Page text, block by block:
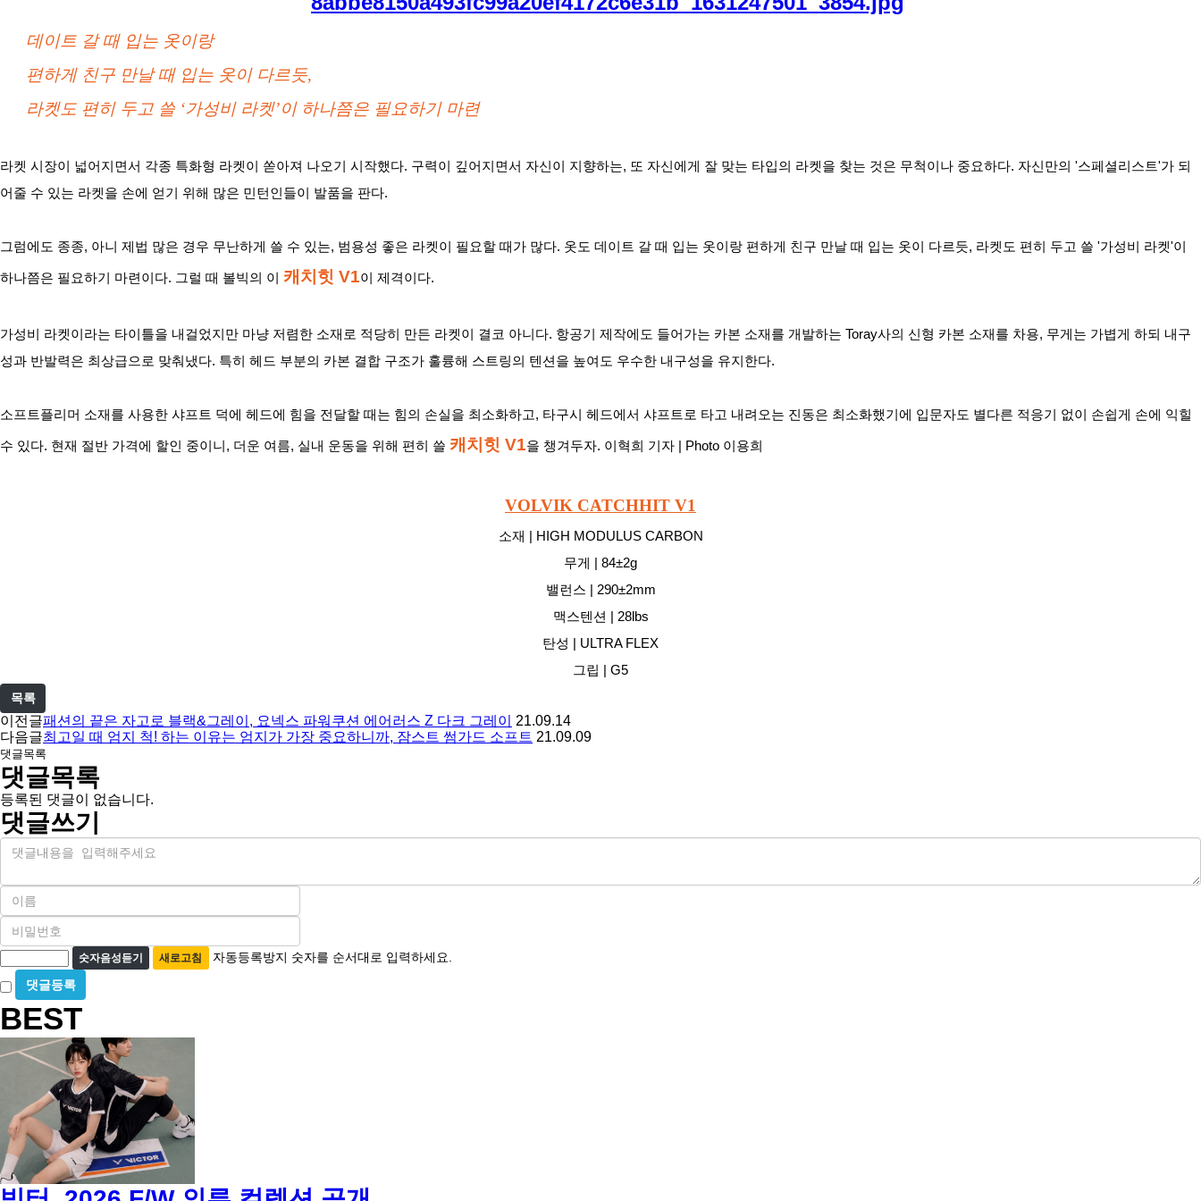
데이트 갈 때 입는 옷이랑
편하게 친구 만날 때 입는 옷이 다르듯,
라켓도 편히 두고 쓸 ‘가성비 라켓’이 하나쯤은 필요하기 마련
라켓 시장이 넓어지면서 각종 특화형 라켓이 쏟아져 나오기 시작했다. 구력이 깊어지면서 자신이 지향하는, 또 자신에게 잘 맞는 타입의 라켓을 찾는 것은 무척이나 중요하다. 자신만의 '스페셜리스트'가 되
어줄 수 있는 라켓을 손에 얻기 위해 많은 민턴인들이 발품을 판다.
그럼에도 종종, 아니 제법 많은 경우 무난하게 쓸 수 있는, 범용성 좋은 라켓이 필요할 때가 많다. 옷도 데이트 갈 때 입는 옷이랑 편하게 친구 만날 때 입는 옷이 다르듯, 라켓도 편히 두고 쓸 '가성비 라켓'이
하나쯤은 필요하기 마련이다. 그럴 때 볼빅의 이 캐치힛 V1이 제격이다.
가성비 라켓이라는 타이틀을 내걸었지만 마냥 저렴한 소재로 적당히 만든 라켓이 결코 아니다. 항공기 제작에도 들어가는 카본 소재를 개발하는 Toray사의 신형 카본 소재를 차용, 무게는 가볍게 하되 내구
성과 반발력은 최상급으로 맞춰냈다. 특히 헤드 부분의 카본 결합 구조가 훌륭해 스트링의 텐션을 높여도 우수한 내구성을 유지한다.
소프트플리머 소재를 사용한 샤프트 덕에 헤드에 힘을 전달할 때는 힘의 손실을 최소화하고, 타구시 헤드에서 샤프트로 타고 내려오는 진동은 최소화했기에 입문자도 별다른 적응기 없이 손쉽게 손에 익힐
수 있다. 현재 절반 가격에 할인 중이니, 더운 여름, 실내 운동을 위해 편히 쓸 캐치힛 V1을 챙겨두자. 이혁희 기자 | Photo 이용희
VOLVIK CATCHHIT V1
소재 | HIGH MODULUS CARBON
무게 | 84±2g
밸런스 | 290±2mm
맥스텐션 | 28lbs
탄성 | ULTRA FLEX
그립 | G5
목록
이전글패션의 끝은 자고로 블랙&그레이, 요넥스 파워쿠션 에어러스 Z 다크 그레이
21.09.14
다음글최고일 때 엄지 척! 하는 이유는 엄지가 가장 중요하니까, 잠스트 썸가드 소프트 21.09.09
댓글목록
댓글목록
등록된 댓글이 없습니다.
댓글쓰기
내
이
필
수
비
밀
번
호
필
자
동
등
록
방
지
숫자음성듣기 새로고침 자동등록방지 숫자를 순서대로 입력하세요.
비
밀
글
사
용
BEST